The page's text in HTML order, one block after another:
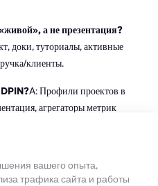
а не презентация?
доки, туториалы, активные
клиенты.
DPIN?A: Профили проектов в
агрегаторы метрик
вашего опыта,
трафика сайта и работы